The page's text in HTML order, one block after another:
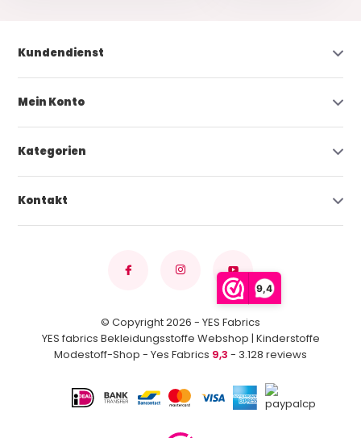
9,4
Kundendienst
Mein Konto
Kategorien
Kontakt
© Copyright 2026 - YES Fabrics
YES fabrics Bekleidungsstoffe Webshop | Kinderstoffe
Modestoff-Shop - Yes Fabrics 9,3 - 3.128 reviews